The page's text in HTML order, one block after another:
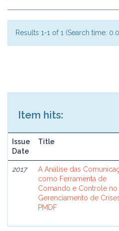
Results 1-1 of 1 (Search time:
Item hits:
Issue
Date
Title
2017
A Análise das
como Ferramenta de
Comando e Controle no
Gerenciamento de
PMDF